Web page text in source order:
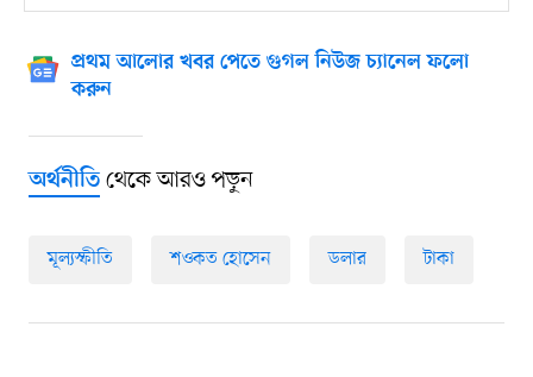
প্রথম আলোর খবর পেতে গুগল নিউজ চ্যানেল ফলো
করুন
অর্থনীতিথেকে আরও পড়ুন
মূল্যস্ফীতি শওকত হোসেন ডলার টাকা